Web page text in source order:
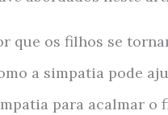
que os filhos se
a simpatia pode
para acalmar o